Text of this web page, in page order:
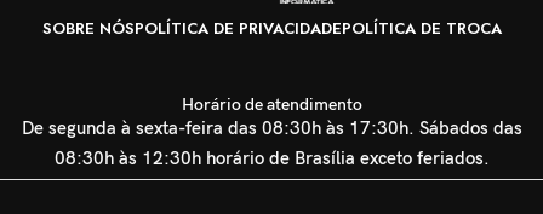
SOBRE NÓSPOLÍTICA DE PRIVACIDADEPOLÍTICA DE TROCA
Horário de atendimento
De segunda à sexta-feira das 08:30h às 17:30h. Sábados das
08:30h às 12:30h horário de Brasília exceto feriados.